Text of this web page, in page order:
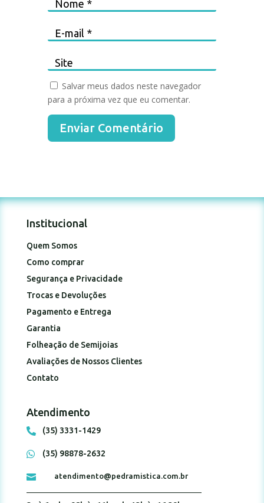
Salvar meus dados neste navegador
para a próxima vez que eu comentar.
Enviar Comentário
Institucional
Quem Somos
Como comprar
Segurança e Privacidade
Trocas e Devoluções
Pagamento e Entrega
Garantia
Folheação de Semijoias
Avaliações de Nossos Clientes
Contato
Atendimento
 (35) 3331-1429
 (35) 98878-2632
 atendimento@pedramistica.com.br